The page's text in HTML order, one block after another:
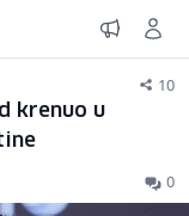
10
krenuo u
0